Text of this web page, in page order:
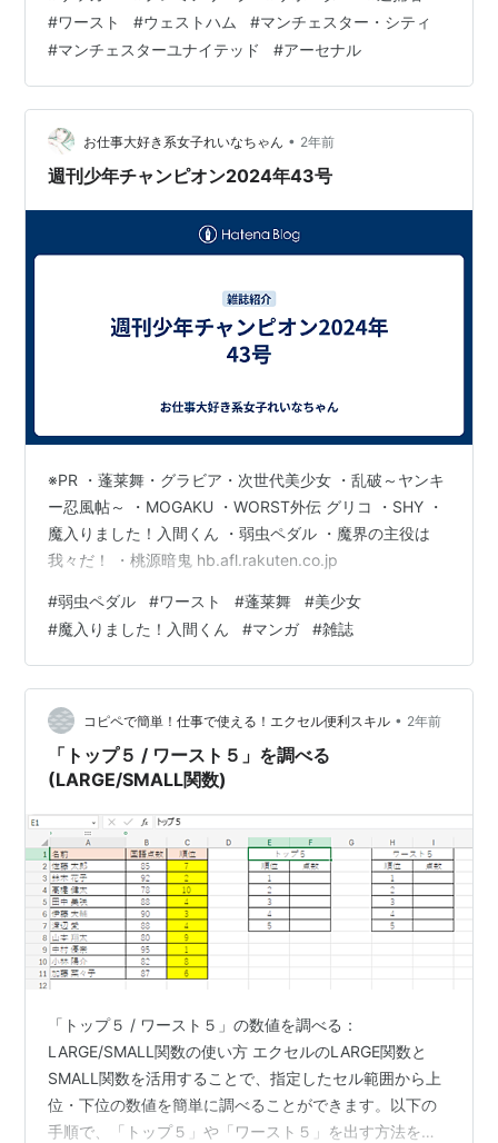
の最新データによると、ウェストハム・ユナイテッドの
サポーターが逮捕者数で第1位です。逮捕者数は103人で
す 2位は マンチェスター・シティで88、3位は マンチェ
スター・ユナイテッドで同じく88、4位 はアーセナルで
85、5位は チェルシーで67でした。 また、クラブや国際
サッカーに関…
#ワースト #ウェストハム #マンチェスター・シティ
#マンチェスターユナイテッド #アーセナル
お仕事大好き系女子れいなちゃん • 2年前
週刊少年チャンピオン2024年43号
※PR ・蓬莱舞・グラビア・次世代美少女 ・乱破～ヤンキ
ー忍風帖～ ・MOGAKU ・WORST外伝 グリコ ・SHY ・
魔入りました！入間くん ・弱虫ペダル ・魔界の主役は
我々だ！ ・桃源暗鬼 hb.afl.rakuten.co.jp
#弱虫ペダル #ワースト #蓬莱舞 #美少女
#魔入りました！入間くん #マンガ #雑誌
コピペで簡単！仕事で使える！エクセル便利スキル • 2年前
「トップ５ / ワースト５」を調べる
(LARGE/SMALL関数)
「トップ５ / ワースト５」の数値を調べる：
LARGE/SMALL関数の使い方 エクセルのLARGE関数と
SMALL関数を活用することで、指定したセル範囲から上
位・下位の数値を簡単に調べることができます。以下の
手順で、「トップ５」や「ワースト５」を出す方法を解